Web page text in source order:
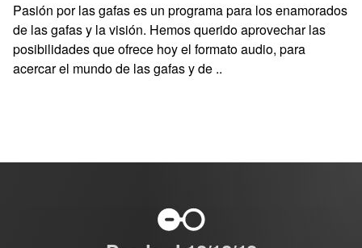
Pasión por las gafas es un programa para los enamorados
de las gafas y la visión. Hemos querido aprovechar las
posibilidades que ofrece hoy el formato audio, para
acercar el mundo de las gafas y de ..